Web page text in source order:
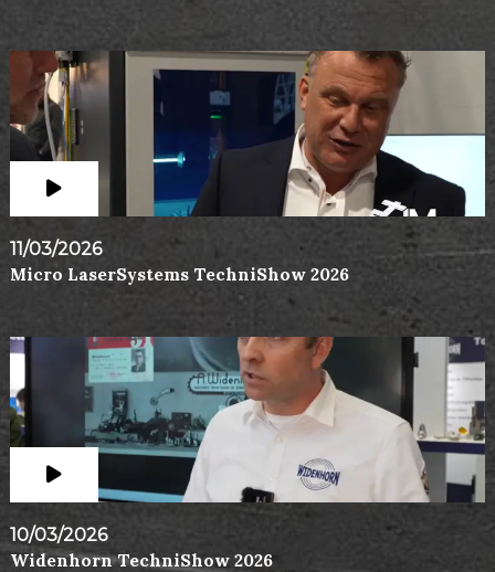
11/03/2026
Micro LaserSystems TechniShow 2026
10/03/2026
Widenhorn TechniShow 2026